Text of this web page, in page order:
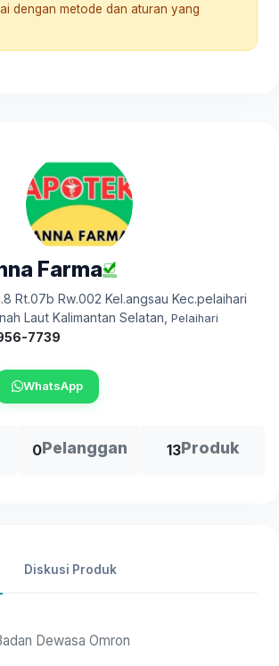
dengan metode dan aturan yang
Farma
Rt.07b Rw.002 Kel.angsau Kec.pelaihari
Laut Kalimantan Selatan Pelaihari
7739
WhatsApp
0Pelanggan 13Produk
Diskusi Produk
Dewasa Omron